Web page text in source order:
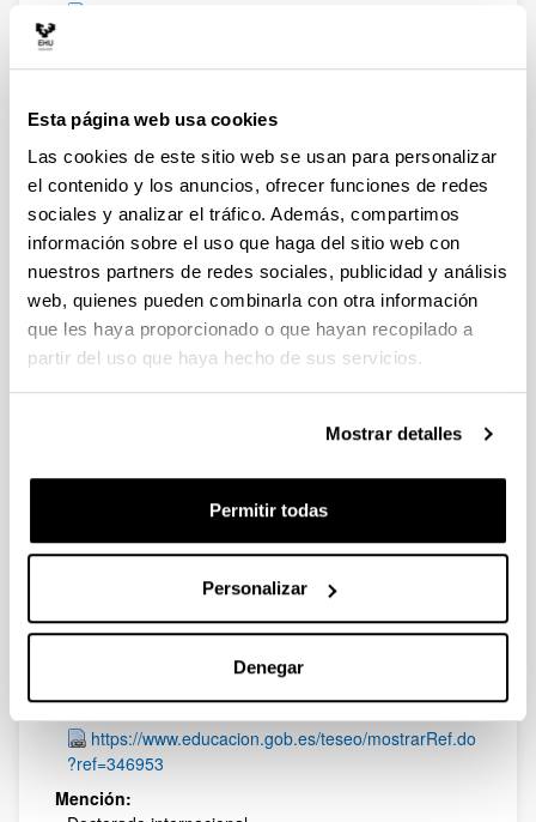
Esta página web usa cookies
Las cookies de este sitio web se usan para personalizar
el contenido y los anuncios, ofrecer funciones de redes
sociales y analizar el tráfico. Además, compartimos
información sobre el uso que haga del sitio web con
nuestros partners de redes sociales, publicidad y análisis
web, quienes pueden combinarla con otra información
que les haya proporcionado o que hayan recopilado a
partir del uso que haya hecho de sus servicios.
Mostrar detalles
Permitir todas
Personalizar
Denegar
Mención:
Una Aproximación a la Síntesis de
Inhibidores del Virus de la Hepatitis
C via Cicloadición 1,3-Dipolar
Organocatalítica Enantioselectiva
Doctorando/a:
Iratxe Ugarriza Ojanguren
Año:
2014
Enlace con información adicional:
Approaching to Sustainable
Chemistry trough Organocatalytic
Cascade Reactions
Jose Ignacio Martinez Fernandez
https://www.educacion.gob.es/teseo/mostrarRef.do
?ref=346953
Mención: